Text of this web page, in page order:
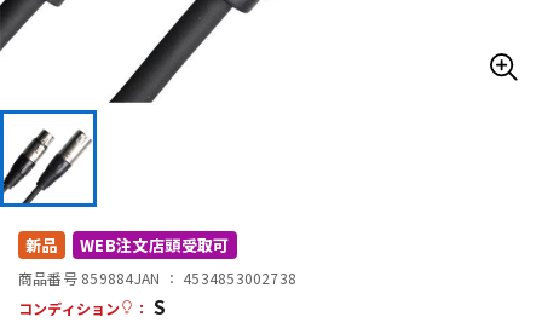
配信/ライブ機器
新品 WEB注文店頭受取可
商品番号 859884JAN ： 4534853002738
コンディション
： S